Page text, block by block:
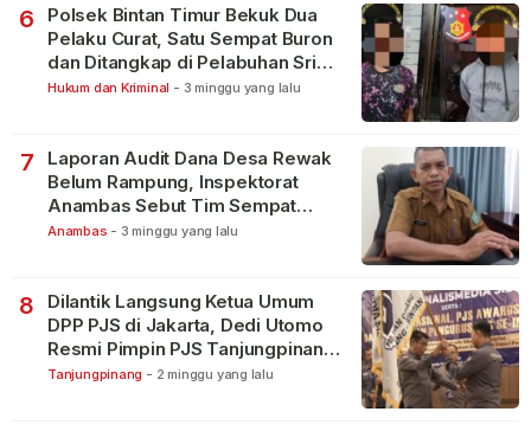
6
Polsek Bintan Timur Bekuk Dua
Pelaku Curat, Satu Sempat Buron
dan Ditangkap di Pelabuhan Sri
Bintan Pura
Hukum dan Kriminal - 3 minggu yang lalu
7
Laporan Audit Dana Desa Rewak
Belum Rampung, Inspektorat
Anambas Sebut Tim Sempat
Terbagi Tangani Kasus Lain
Anambas - 3 minggu yang lalu
8
Dilantik Langsung Ketua Umum
DPP PJS di Jakarta, Dedi Utomo
Resmi Pimpin PJS Tanjungpinang-
Bintan
Tanjungpinang - 2 minggu yang lalu